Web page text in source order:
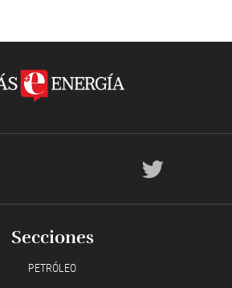
Secciones
PETRÓLEO